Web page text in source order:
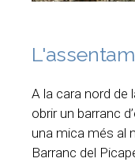
A la cara nord de
obrir un barranc
una mica més al
Barranc del